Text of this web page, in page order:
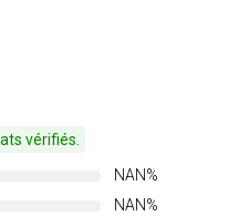
vérifiés.
NAN%
NAN%